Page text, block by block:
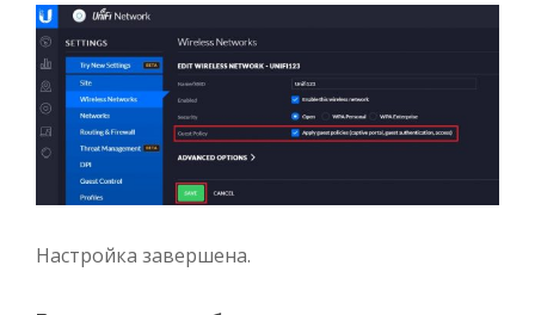
Настройка завершена.